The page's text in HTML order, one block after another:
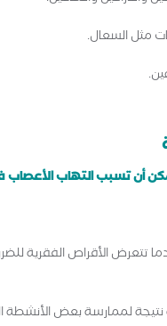
مثل السعال.
أن تسبب التهاب الأعصاب
الأقراص الفقرية
نتيجة لممارسة بعض الأنشطة